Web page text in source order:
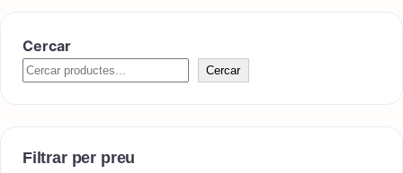
Cercar
Cercar
Filtrar per preu